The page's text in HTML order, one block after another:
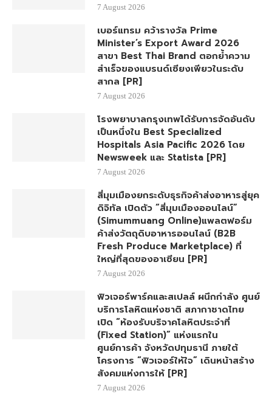
7 August 2026
เบอร์แทรม คว้ารางวัล Prime
Minister’s Export Award 2026
สาขา Best Thai Brand ตอกย้ำความ
สำเร็จของแบรนด์เซียงเพียวในระดับ
สากล [PR]
7 August 2026
โรงพยาบาลกรุงเทพได้รับการจัดอันดับ
เป็นหนึ่งใน Best Specialized
Hospitals Asia Pacific 2026 โดย
Newsweek และ Statista [PR]
7 August 2026
สี่มุมเมืองยกระดับธุรกิจค้าส่งอาหารสู่ยุค
ดิจิทัล เปิดตัว “สี่มุมเมืองออนไลน์”
(Simummuang Online)แพลตฟอร์ม
ค้าส่งวัตถุดิบอาหารออนไลน์ (B2B
Fresh Produce Marketplace) ที่
ใหญ่ที่สุดของอาเซียน [PR]
7 August 2026
ฟิวเจอร์พาร์คและสเปลล์ ผนึกกำลัง ศูนย์
บริการโลหิตแห่งชาติ สภากาชาดไทย
เปิด “ห้องรับบริจาคโลหิตประจำที่
(Fixed Station)” แห่งแรกใน
ศูนย์การค้า จังหวัดปทุมธานี ภายใต้
โครงการ “ฟิวเจอร์ให้ใจ” เดินหน้าสร้าง
สังคมแห่งการให้ [PR]
7 August 2026